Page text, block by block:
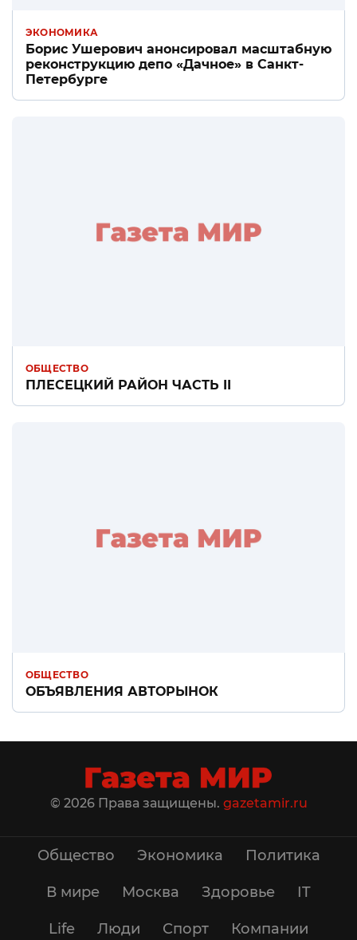
ЭКОНОМИКА
Борис Ушерович анонсировал масштабную
реконструкцию депо «Дачное» в Санкт-
Петербурге
ОБЩЕСТВО
ПЛЕСЕЦКИЙ РАЙОН ЧАСТЬ II
ОБЩЕСТВО
ОБЪЯВЛЕНИЯ АВТОРЫНОК
© 2026 Права защищены. gazetamir.ru
Общество Экономика Политика
В мире Москва Здоровье IT
Life Люди Спорт Компании